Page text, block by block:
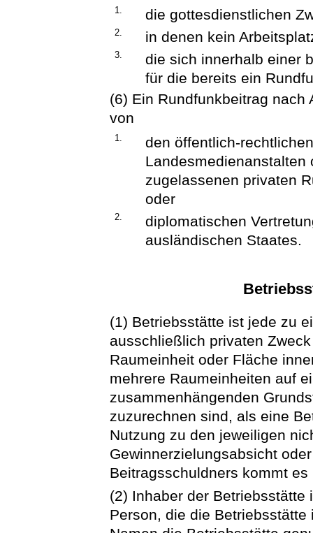
1. die gottesdienstlichen
2. in denen kein
3.
die sich innerhalb einer
für die bereits ein
(6) Ein Rundfunkbeitrag
von
1.
den öffentlich-
Landesmedienanstalten
zugelassenen privaten
oder
2.
diplomatischen
ausländischen Staates.
(1) Betriebsstätte ist jede zu
ausschließlich privaten
Raumeinheit oder Fläche
mehrere Raumeinheiten auf
zusammenhängenden
zuzurechnen sind, als eine
Nutzung zu den jeweiligen
Gewinnerzielungsabsicht
Beitragsschuldners kommt es
(2) Inhaber der
Person, die die